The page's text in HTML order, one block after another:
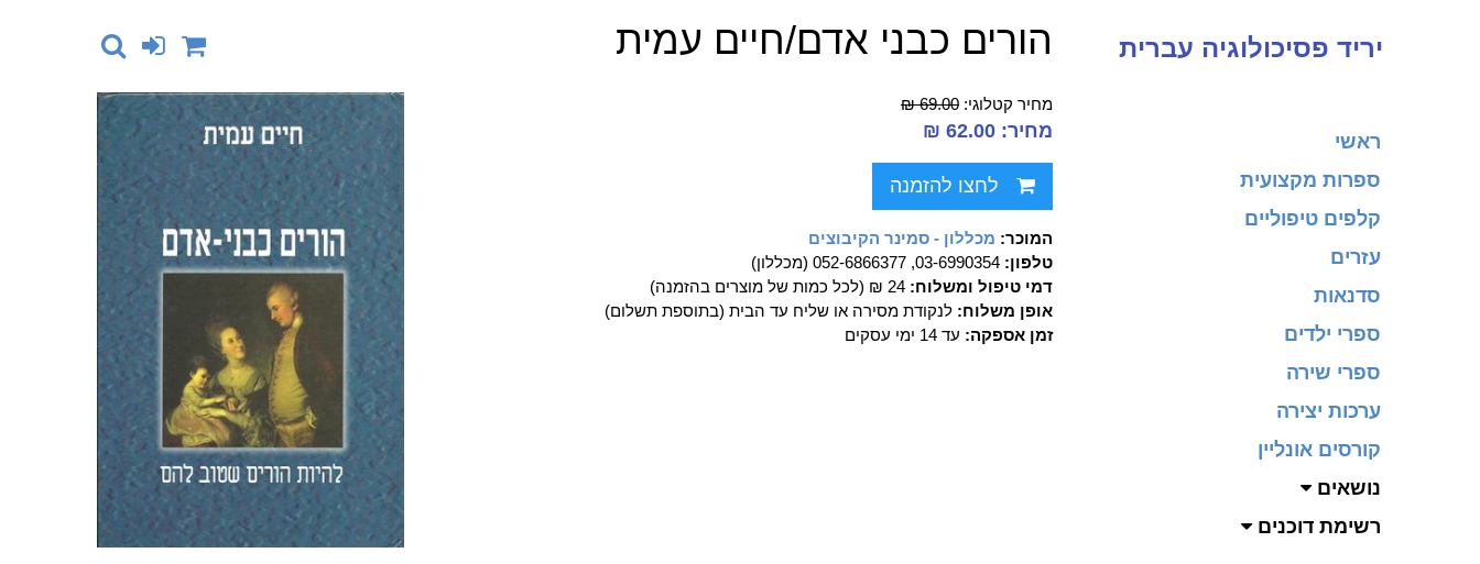
יריד פסיכולוגיה עברית
ראשי
ספרות מקצועית
קלפים טיפוליים
עזרים
סדנאות
ספרי ילדים
ספרי שירה
ערכות יצירה
קורסים אונליין
נושאים
רשימת דוכנים
הורים כבני אדם/חיים עמית
מחיר קטלוגי: 69.00 ₪
מחיר: 62.00 ₪
לחצו להזמנה
המוכר: מכללון - סמינר הקיבוצים
טלפון: 03-6990354, 052-6866377 (מכללון)
דמי טיפול ומשלוח: 24 ₪ (לכל כמות של מוצרים בהזמנה)
אופן משלוח: לנקודת מסירה או שליח עד הבית (בתוספת תשלום)
זמן אספקה: עד 14 ימי עסקים